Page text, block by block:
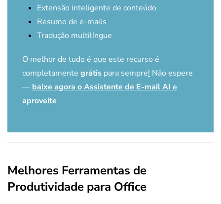
Extensão inteligente de conteúdo
Resumo de e-mails
Tradução multilíngue
O melhor de tudo é que este recurso é
completamente grátis para sempre! Não espere
— baixe agora o Assistente de E-mail AI e
aproveite
Melhores Ferramentas de
Produtividade para Office